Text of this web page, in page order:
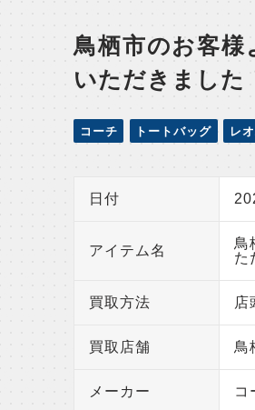
鳥栖市のお客
いただきました
コーチ トートバッグ レ
日付
アイテム名
鳥
た
買取方法 店
買取店舗 鳥
メーカー コ